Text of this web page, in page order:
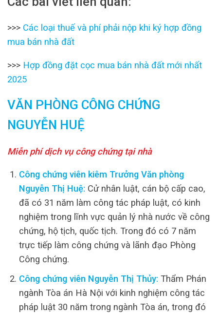
>>> Các loại thuế và phí phải nộp khi ký hợp đồng
mua bán nhà đất
>>> Hợp đồng đặt cọc mua bán nhà đất mới nhất
2025
VĂN PHÒNG CÔNG CHỨNG
NGUYỄN HUỆ
Miễn phí dịch vụ công chứng tại nhà
Công chứng viên kiêm Trưởng Văn phòng
Nguyễn Thị Huệ: Cử nhân luật, cán bộ cấp cao,
đã có 31 năm làm công tác pháp luật, có kinh
nghiệm trong lĩnh vực quản lý nhà nước về công
chứng, hộ tịch, quốc tịch. Trong đó có 7 năm
trực tiếp làm công chứng và lãnh đạo Phòng
Công chứng.
Công chứng viên Nguyễn Thị Thủy: Thẩm Phán
ngành Tòa án Hà Nội với kinh nghiệm công tác
pháp luật 30 năm trong ngành Tòa án, trong đó